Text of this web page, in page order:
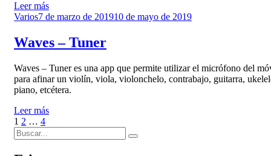
Leer más
VariosPublicado
7 de marzo de 201910 de mayo de 2019
Waves – Tuner
Waves – Tuner es una app que permite utilizar el micrófono del
para afinar un violín, viola, violonchelo, contrabajo, guitarra,
piano, etcétera.
Leer más
Paginación
de
Página
1 Página
2 … Página
4Página
Buscar:
Buscar